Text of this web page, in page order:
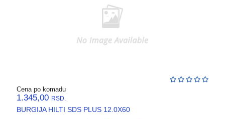
Cena po komadu
1.345,00 RSD.
BURGIJA HILTI SDS PLUS 12.0X60